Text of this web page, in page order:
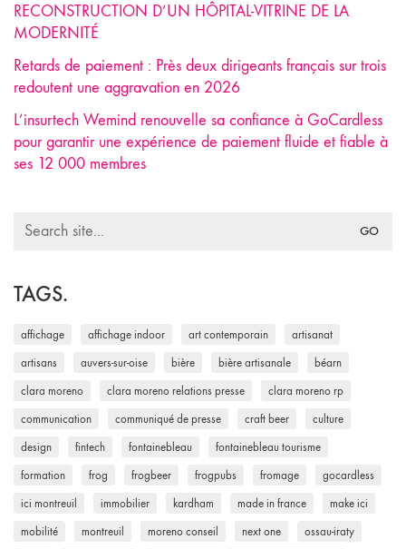
RECONSTRUCTION D’UN HÔPITAL-VITRINE DE LA
MODERNITÉ
Retards de paiement : Près deux dirigeants français sur trois
redoutent une aggravation en 2026
L’insurtech Wemind renouvelle sa confiance à GoCardless
pour garantir une expérience de paiement fluide et fiable à
ses 12 000 membres
Search
TAGS.
affichage affichage indoor art contemporain artisanat
artisans auvers-sur-oise bière bière artisanale béarn
clara moreno clara moreno relations presse clara moreno rp
communication communiqué de presse craft beer culture
design fintech fontainebleau fontainebleau tourisme
formation frog frogbeer frogpubs fromage gocardless
ici montreuil immobilier kardham made in france make ici
mobilité montreuil moreno conseil next one ossau-iraty